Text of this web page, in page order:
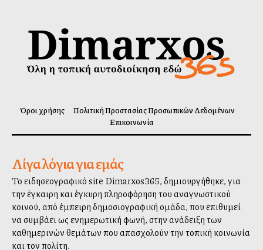
Όροι χρήσης
Πολιτική Προστασίας Προσωπικών Δεδομένων
Επικοινωνία
Λίγα λόγια για εμάς
Το ειδησεογραφικό site Dimarxos365, δημιουργήθηκε, για
την έγκαιρη και έγκυρη πληροφόρηση του αναγνωστικού
κοινού, από έμπειρη δημοσιογραφική ομάδα, που επιθυμεί
να συμβάλλει ως ενημερωτική φωνή, στην ανάδειξη των
καθημερινών θεμάτων που απασχολούν την τοπική κοινωνία
και τον πολίτη.